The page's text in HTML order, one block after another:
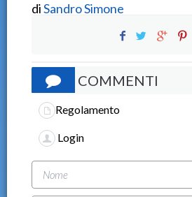
diSandro Simone
COMMENTI
Regolamento
Login